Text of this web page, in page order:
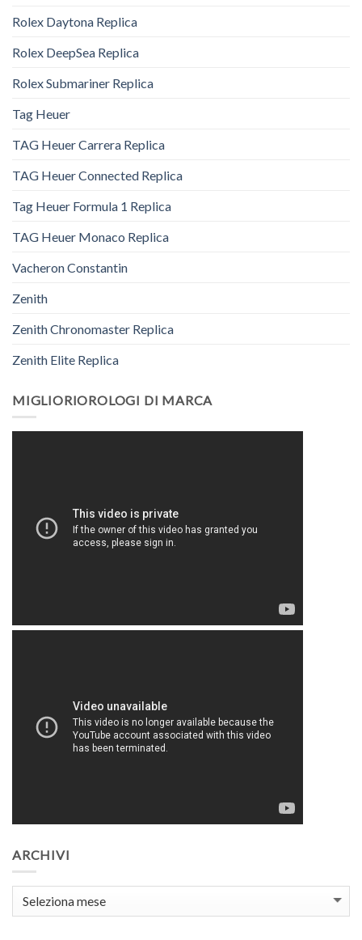
Rolex Daytona Replica
Rolex DeepSea Replica
Rolex Submariner Replica
Tag Heuer
TAG Heuer Carrera Replica
TAG Heuer Connected Replica
Tag Heuer Formula 1 Replica
TAG Heuer Monaco Replica
Vacheron Constantin
Zenith
Zenith Chronomaster Replica
Zenith Elite Replica
MIGLIORIOROLOGI DI MARCA
ARCHIVI
Archivi